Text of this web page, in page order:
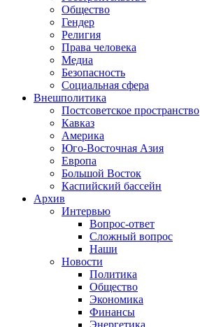
Общество
Гендер
Религия
Права человека
Медиа
Безопасность
Социальная сфера
Внешполитика
Постсоветское пространство
Кавказ
Америка
Юго-Восточная Азия
Европа
Большой Восток
Каспийский бассейн
Архив
Интервью
Вопрос-ответ
Сложный вопрос
Наши
Новости
Политика
Общество
Экономика
Финансы
Энергетика